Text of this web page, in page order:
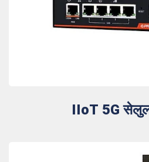
IIoT 5G